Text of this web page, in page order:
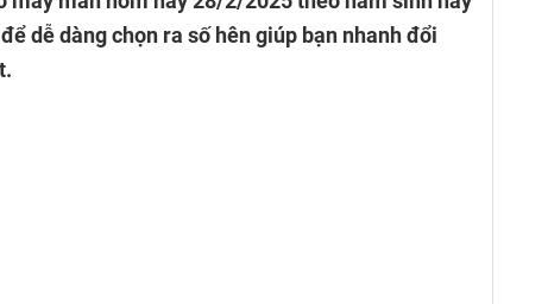
dễ dàng chọn ra số hên giúp bạn nhanh đổi